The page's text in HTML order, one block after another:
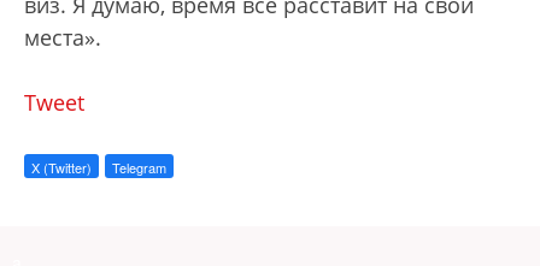
места».
Tweet
X (Twitter) Telegram